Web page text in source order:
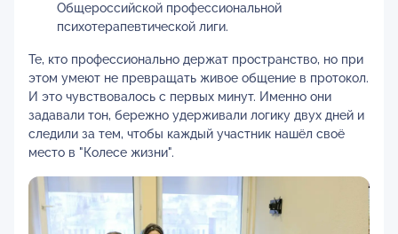
Общероссийской профессиональной
психотерапевтической лиги.
Те, кто профессионально держат пространство, но при
этом умеют не превращать живое общение в протокол.
И это чувствовалось с первых минут. Именно они
задавали тон, бережно удерживали логику двух дней и
следили за тем, чтобы каждый участник нашёл своё
место в "Колесе жизни".